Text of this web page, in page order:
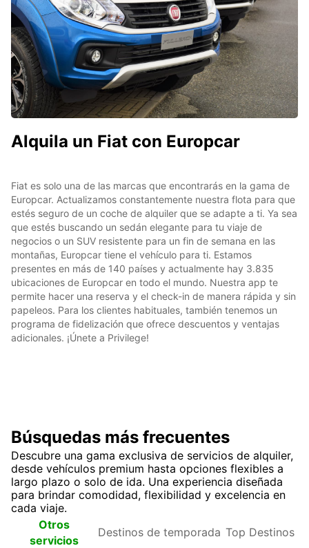
Alquila un Fiat con Europcar
Fiat es solo una de las marcas que encontrarás en la gama de
Europcar. Actualizamos constantemente nuestra flota para que
estés seguro de un coche de alquiler que se adapte a ti. Ya sea
que estés buscando un sedán elegante para tu viaje de
negocios o un SUV resistente para un fin de semana en las
montañas, Europcar tiene el vehículo para ti. Estamos
presentes en más de 140 países y actualmente hay 3.835
ubicaciones de Europcar en todo el mundo. Nuestra app te
permite hacer una reserva y el check-in de manera rápida y sin
papeleos. Para los clientes habituales, también tenemos un
programa de fidelización que ofrece descuentos y ventajas
adicionales. ¡Únete a Privilege!
Búsquedas más frecuentes
Descubre una gama exclusiva de servicios de alquiler,
desde vehículos premium hasta opciones flexibles a
largo plazo o solo de ida. Una experiencia diseñada
para brindar comodidad, flexibilidad y excelencia en
cada viaje.
Otros
servicios
temporada
Destinos